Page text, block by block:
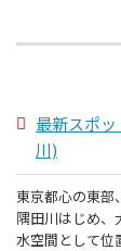
最新スポ
川)
東京都心の東部
隅田川はじめ、
水空間として位